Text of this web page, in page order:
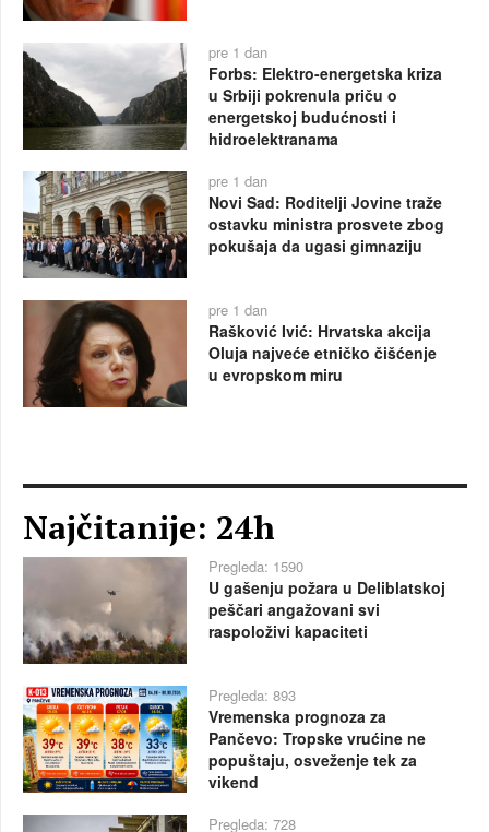
pre 1 dan
Forbs: Elektro-energetska kriza
u Srbiji pokrenula priču o
energetskoj budućnosti i
hidroelektranama
pre 1 dan
Novi Sad: Roditelji Jovine traže
ostavku ministra prosvete zbog
pokušaja da ugasi gimnaziju
pre 1 dan
Rašković Ivić: Hrvatska akcija
Oluja najveće etničko čišćenje
u evropskom miru
Najčitanije: 24h
Pregleda: 1590
U gašenju požara u Deliblatskoj
peščari angažovani svi
raspoloživi kapaciteti
Pregleda: 893
Vremenska prognoza za
Pančevo: Tropske vrućine ne
popuštaju, osveženje tek za
vikend
Pregleda: 728